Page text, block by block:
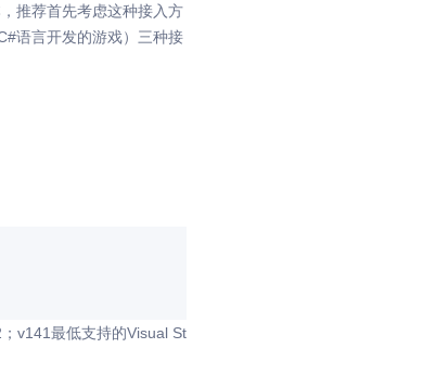
推荐首先考虑这种接入方
语言开发的游戏）三种接
v141最低支持的Visual St